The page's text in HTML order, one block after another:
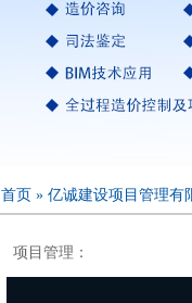
首页 » 亿诚建设项目管理有
项目管理：